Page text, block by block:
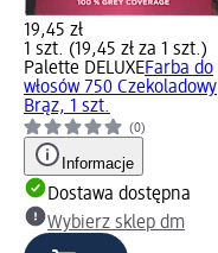
19,45 zł
1 szt. (19,45 zł za 1 szt.)
Palette DELUXEFarba do
włosów 750 Czekoladowy
Brąz, 1 szt.
(0)
Informacje
Dostawa dostępna
Wybierz sklep dm